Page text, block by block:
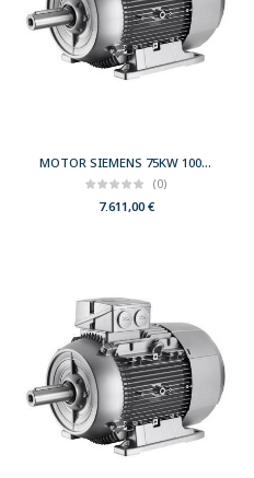
MOTOR SIEMENS 75KW 100CV 3000 B3 T280 400/690 IE3
(0)
7.611,00€